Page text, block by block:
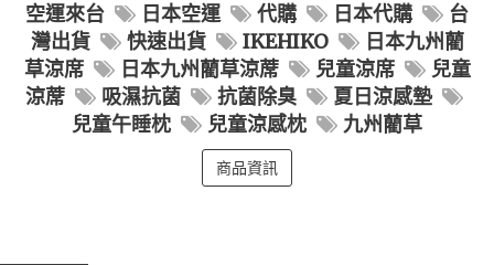
空運來台
日本空運 代購 日本代購
台
灣出貨
快速出貨 IKEHIKO
日本九州藺
草涼席
日本九州藺草涼蓆 兒童涼席
兒童
涼蓆
吸濕抗菌 抗菌除臭
夏日涼感墊
兒童午睡枕
兒童涼感枕 九州藺草
商品資訊